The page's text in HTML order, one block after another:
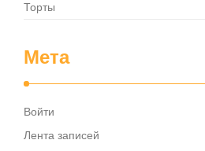
Торты
Мета
Войти
Лента записей